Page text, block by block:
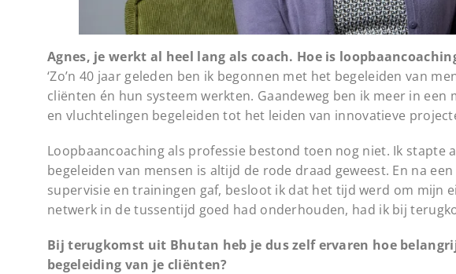
Agnes, je werkt al heel lang als coach. Hoe is
‘Zo’n 40 jaar geleden ben ik begonnen met het begeleiden van
cliënten én hun systeem werkten. Gaandeweg ben ik meer in
en vluchtelingen begeleiden tot het leiden van innovatieve
Loopbaancoaching als professie bestond toen nog niet. Ik
begeleiden van mensen is altijd de rode draad geweest. En na
supervisie en trainingen gaf, besloot ik dat het tijd werd om mijn
netwerk in de tussentijd goed had onderhouden, had ik bij
Bij terugkomst uit Bhutan heb je dus zelf ervaren hoe
begeleiding van je cliënten?